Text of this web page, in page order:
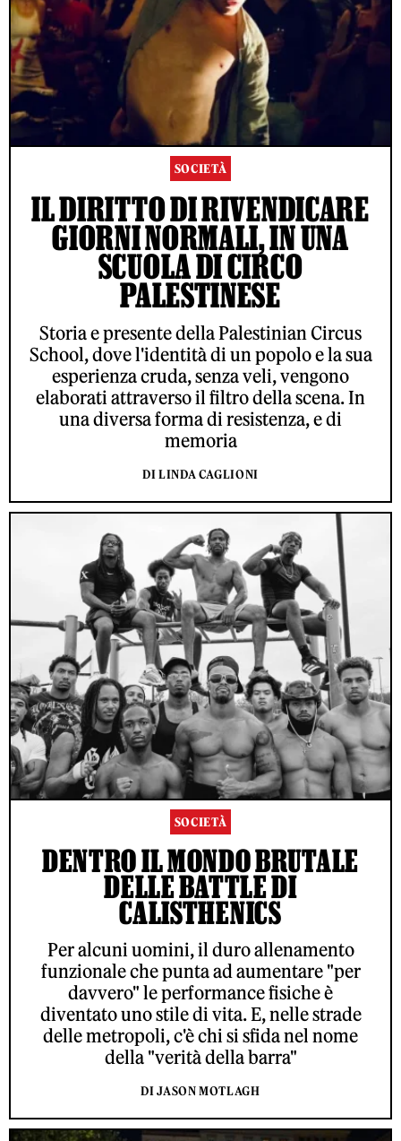
SOCIETÀ
IL DIRITTO DI RIVENDICARE
GIORNI NORMALI, IN UNA
SCUOLA DI CIRCO
PALESTINESE
Storia e presente della Palestinian Circus
School, dove l'identità di un popolo e la sua
esperienza cruda, senza veli, vengono
elaborati attraverso il filtro della scena. In
una diversa forma di resistenza, e di
memoria
DI LINDA CAGLIONI
SOCIETÀ
DENTRO IL MONDO BRUTALE
DELLE BATTLE DI
CALISTHENICS
Per alcuni uomini, il duro allenamento
funzionale che punta ad aumentare "per
davvero" le performance fisiche è
diventato uno stile di vita. E, nelle strade
delle metropoli, c'è chi si sfida nel nome
della "verità della barra"
DI JASON MOTLAGH